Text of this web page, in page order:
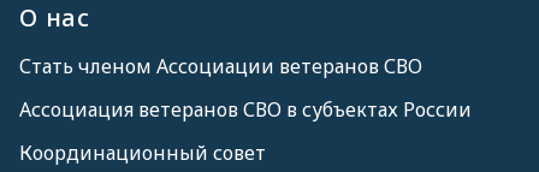
О нас
Стать членом Ассоциации ветеранов СВО
Ассоциация ветеранов СВО в субъектах России
Координационный совет